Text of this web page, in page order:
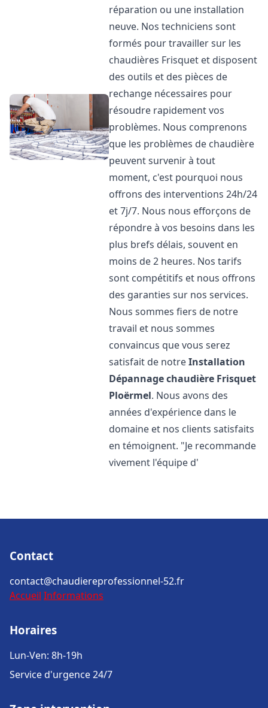
réparation ou une installation
neuve. Nos techniciens sont
formés pour travailler sur les
chaudières Frisquet et disposent
des outils et des pièces de
rechange nécessaires pour
résoudre rapidement vos
problèmes. Nous comprenons
que les problèmes de chaudière
peuvent survenir à tout
moment, c'est pourquoi nous
offrons des interventions 24h/24
et 7j/7. Nous nous efforçons de
répondre à vos besoins dans les
plus brefs délais, souvent en
moins de 2 heures. Nos tarifs
sont compétitifs et nous offrons
des garanties sur nos services.
Nous sommes fiers de notre
travail et nous sommes
convaincus que vous serez
satisfait de notreInstallation
Dépannage chaudière Frisquet
Ploërmel. Nous avons des
années d'expérience dans le
domaine et nos clients satisfaits
en témoignent. "Je recommande
vivement l'équipe d'
Contact
contact@chaudiereprofessionnel-52.fr
Accueil Informations
Horaires
Lun-Ven: 8h-19h
Service d'urgence 24/7